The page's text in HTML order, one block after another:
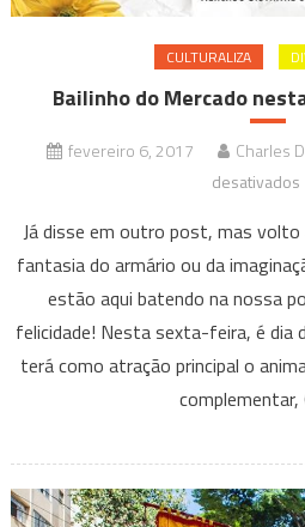
CULTURALIZA
Bailinho do Mercado
fevereiro 6, 2017 Charles
desativados
Já disse em outro post, mas
fantasia do armário ou da
estão aqui batendo na nossa
felicidade! Nesta sexta-feira, é dia
terá como atração principal o